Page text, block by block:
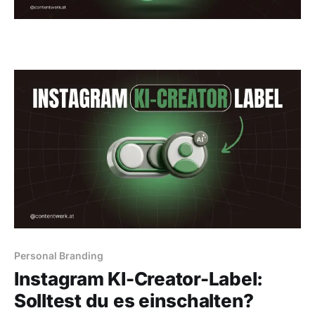
Personal Branding
Instagram KI-Creator-Label:
Solltest du es einschalten?